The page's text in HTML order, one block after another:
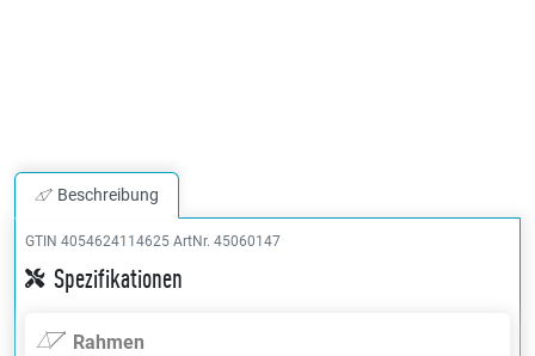
Beschreibung
GTIN 4054624114625 ArtNr. 45060147
Spezifikationen
Rahmen